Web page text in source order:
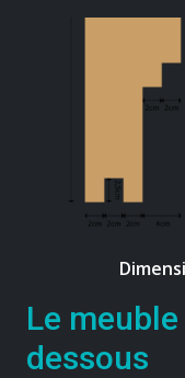
Le
dessous